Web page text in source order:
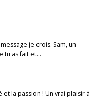
je crois. Sam, un
tu as fait et…
la passion ! Un vrai plaisir à